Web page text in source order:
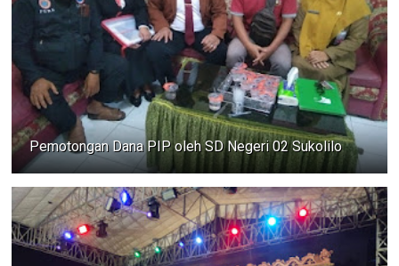
Pemotongan Dana PIP oleh SD Negeri 02 Sukolilo